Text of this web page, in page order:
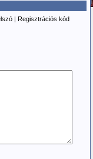
| Regisztrációs kód